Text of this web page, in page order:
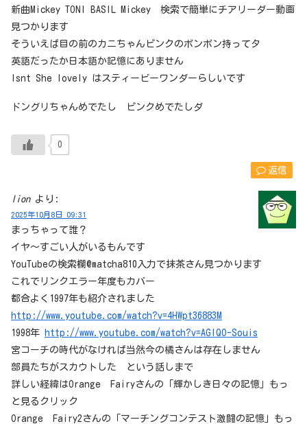
新曲Mickey TONI BASIL Mickey 検索で簡単にチアリーダー動画
見つかります
そういえば目の前のカニちゃんピンクのボンボン持ってタ
英語だったか日本語か記憶にありません
Isnt She lovely はスティービーワンダーらしいです
ドングリちゃんめでたし ピンクめでたしダ
0
返信
lion より:
2025年10月8日 09:31
まっちゃって誰？
イヤ～すごい人がいるもんです
YouTubeの検索欄@matcha810入力で抹茶さん見つかります
これでリンクエラー年度もカバー
都合よく1997年も紹介されました
http://www.youtube.com/watch?v=4HWpt36883M
1998年 http://www.youtube.com/watch?v=AGlQO-Souis
宮コーチの時代がなければ当然今の橘さんは存在しません
部員たちがスカウトした という話しまで
詳しい経緯はOrange Fairyさんの「輝かしき日々の記憶」もっ
と見るクリック
Orange Fairy2さんの「マーチングコンテスト激闘の記憶」もっ